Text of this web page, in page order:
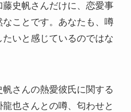
史帆さんだけに、恋愛事
ことです。あなたも、噂
いと感じているのではな
さんの熱愛彼氏に関する
也さんとの噂、匂わせと